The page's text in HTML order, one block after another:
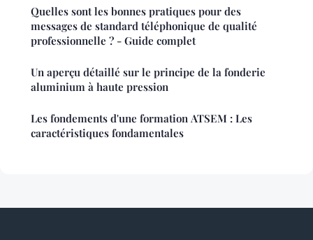
Quelles sont les bonnes pratiques pour des
messages de standard téléphonique de qualité
professionnelle ? - Guide complet
Un aperçu détaillé sur le principe de la fonderie
aluminium à haute pression
Les fondements d'une formation ATSEM : Les
caractéristiques fondamentales